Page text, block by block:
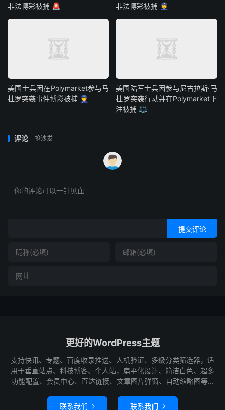
非法博彩被捕 🚨
非法博彩被捕 👮
美国士兵因在Polymarket参与马
杜罗突袭事件博彩被捕 👮
美国陆军士兵因参与尼古拉斯·马
杜罗突袭行动并在Polymarket下
注被捕 ⚖️
评论 抢沙发
提交评论
更好的WordPress主题
支持快讯、专题、百度收录推送、人机验证、多级分类筛选器，适
用于垂直站点、科技博客、个人站，扁平化设计、简洁白色、超多
功能配置、会员中心、直达链接、文章图片弹窗、自动缩略图等...
联系我们  联系我们 